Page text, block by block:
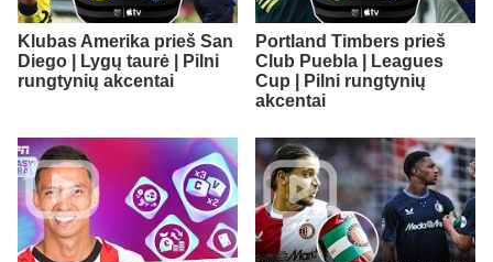
Klubas Amerika prieš San
Diego | Lygų taurė | Pilni
rungtynių akcentai
Portland Timbers prieš
Club Puebla | Leagues
Cup | Pilni rungtynių
akcentai